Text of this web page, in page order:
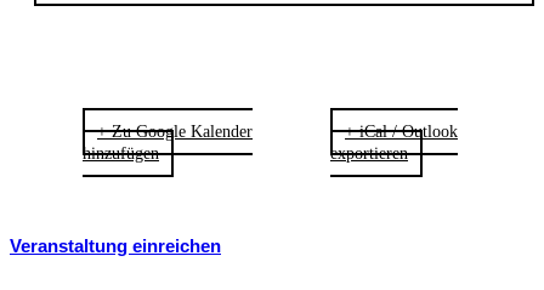
+ Zu Google Kalender
hinzufügen
+ iCal / Outlook
exportieren
Veranstaltung einreichen